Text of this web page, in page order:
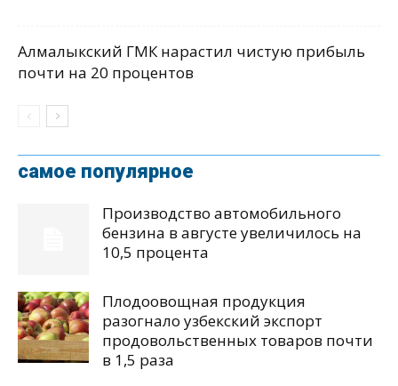
Алмалыкский ГМК нарастил чистую прибыль
почти на 20 процентов
самое популярное
Производство автомобильного
бензина в августе увеличилось на
10,5 процента
Плодоовощная продукция
разогнало узбекский экспорт
продовольственных товаров почти
в 1,5 раза